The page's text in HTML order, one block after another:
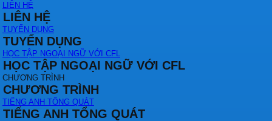
LIÊN HỆ
LIÊN HỆ
TUYỂN DỤNG
TUYỂN DỤNG
HỌC TẬP NGOẠI NGỮ VỚI CFL
HỌC TẬP NGOẠI NGỮ VỚI CFL
CHƯƠNG TRÌNH
CHƯƠNG TRÌNH
TIẾNG ANH TỔNG QUÁT
TIẾNG ANH TỔNG QUÁT